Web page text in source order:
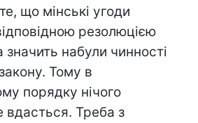
що мінські угоди
резолюцією
набули чинності
Тому в
порядку нічого
вдасться. Треба з